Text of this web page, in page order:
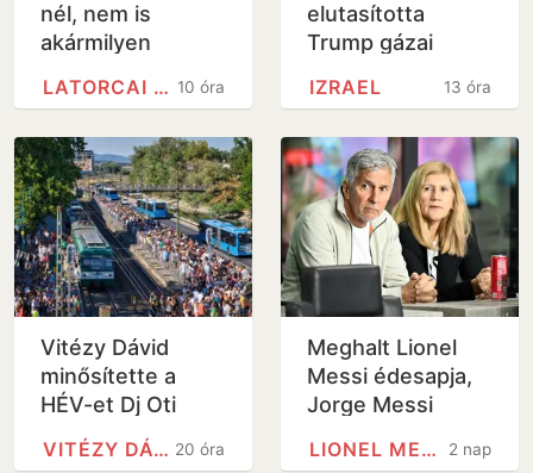
nél, nem is
akármilyen
10 óra
LATORCAI CSABA
elutasította
Trump gázai
13 óra
IZRAEL
Vitézy Dávid
minősítette a
HÉV-et Dj Oti
koncertje után
20 óra
VITÉZY DÁVID
Meghalt Lionel
Messi édesapja,
Jorge Messi
2 nap
LIONEL MESSI